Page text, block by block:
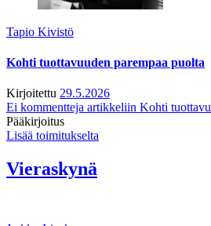
Tapio Kivistö
Kohti tuottavuuden parempaa puolta
Kirjoitettu 29.5.2026
Ei kommentteja artikkeliin Kohti
Pääkirjoitus
Lisää toimitukselta
Vieraskynä